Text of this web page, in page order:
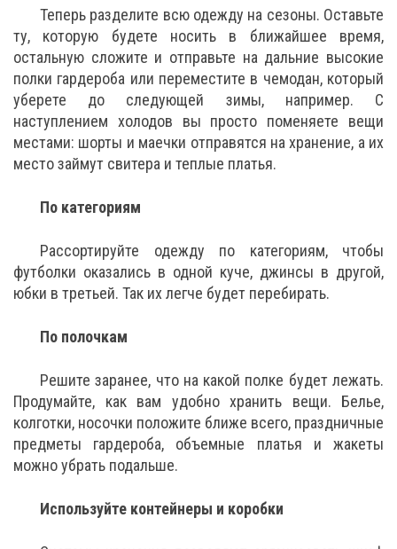
Теперь разделите всю одежду на сезоны. Оставьте
ту, которую будете носить в ближайшее время,
остальную сложите и отправьте на дальние высокие
полки гардероба или переместите в чемодан, который
уберете до следующей зимы, например. С
наступлением холодов вы просто поменяете вещи
местами: шорты и маечки отправятся на хранение, а их
место займут свитера и теплые платья.
По категориям
Рассортируйте одежду по категориям, чтобы
футболки оказались в одной куче, джинсы в другой,
юбки в третьей. Так их легче будет перебирать.
По полочкам
Решите заранее, что на какой полке будет лежать.
Продумайте, как вам удобно хранить вещи. Белье,
колготки, носочки положите ближе всего, праздничные
предметы гардероба, объемные платья и жакеты
можно убрать подальше.
Используйте контейнеры и коробки